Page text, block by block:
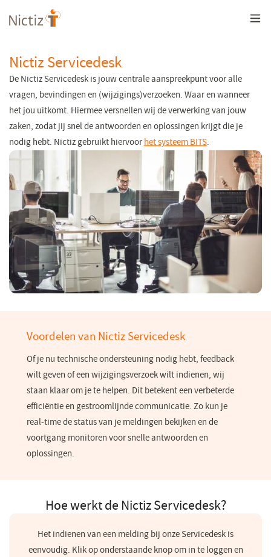
Overslaan
en
gaan
Nictiz Servicedesk
De Nictiz Servicedesk is jouw centrale aanspreekpunt voor alle
vragen, bevindingen en (wijzigings)verzoeken. Waar en wanneer
het jou uitkomt. Hiermee versnellen wij de verwerking van jouw
zaken, zodat jij snel de antwoorden en oplossingen krijgt die je
nodig hebt. Nictiz gebruikt hiervoorhet systeem BITS.
Voordelen van Nictiz Servicedesk
Of je nu technische ondersteuning nodig hebt, feedback
wilt geven of een wijzigingsverzoek wilt indienen, wij
staan klaar om je te helpen. Dit betekent een verbeterde
efficiëntie en gestroomlijnde communicatie. Zo kun je
real-time de status van je meldingen bekijken en de
voortgang monitoren voor snelle antwoorden en
oplossingen.
Hoe werkt de Nictiz Servicedesk?
Het indienen van een melding bij onze Servicedesk is
eenvoudig. Klik op onderstaande knop om in te loggen en